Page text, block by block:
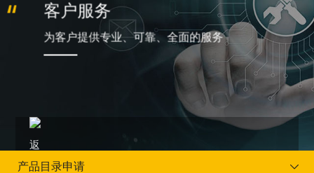
客户服务
为客户提供专业、可靠、全面的服务
产品目录申请